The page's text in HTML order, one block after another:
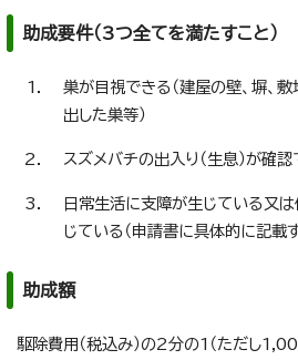
助成要件（3つ全てを満たすこと）
巣が目視できる（建屋の壁、塀、
出した巣等）
スズメバチの出入り（生息）が確認
日常生活に支障が生じている又
じている（申請書に具体的に記載
助成額
駆除費用（税込み）の2分の1（ただし